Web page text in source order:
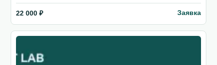
22 000 ₽ Заявка